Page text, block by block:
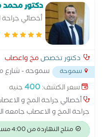
دكتور
أخصائي
الفقري
دكتور تخصص مخ واعصاب
سموحة
سموحه
الخامس - فوق...
سعر الكشف:400جنيه
أخصائي جراحة المخ و
جراحة المخ و الاعصاب جامعه
المصريه للعمود الفقرى
متاح النهاردة من 4:00 مساءً